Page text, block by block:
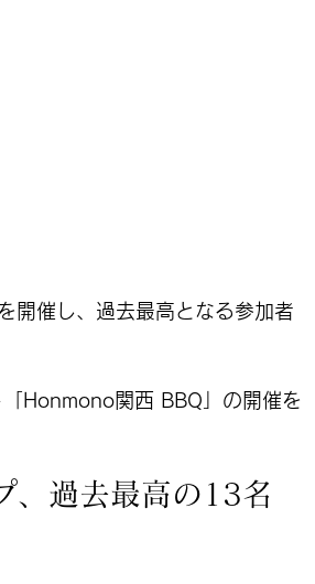
開催し、過去最高となる参加者
Honmono関西 BBQ」の開催を
、過去最高の13名